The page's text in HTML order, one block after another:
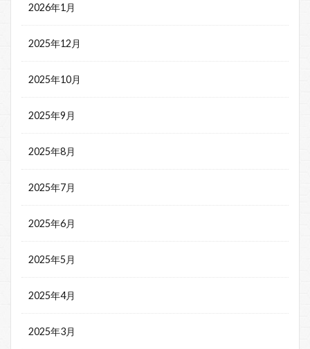
2026年1月
2025年12月
2025年10月
2025年9月
2025年8月
2025年7月
2025年6月
2025年5月
2025年4月
2025年3月